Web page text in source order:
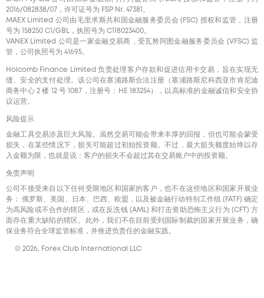
2016/082838/07，许可证号为 FSP Nr. 47381。
MAEX Limited 公司由毛里求斯共和国金融服务委员会 (FSC) 授权和监管，注册
号为 158250 C1/GBL，执照号为 С118023400。
VANEX Limited 公司是一家金融交易商，受瓦努阿图金融服务委员会 (VFSC) 监
管，公司执照号为 41695。
Holcomb Finance Limited 负责处理客户存款和促进信用卡交易，旨在实现无
缝、安全的支付处理。该公司在塞浦路斯合法注册（塞浦路斯尼科西亚市肯尼迪
商务中心 2 楼 12 号 1087，注册号：HE 183254），以高标准的金融诚信和安全协
议运营。
风险提示
金融工具交易涉及巨大风险。虽然交易可能会带来丰厚的回报，但也可能会蒙受
损失，在某些情况下，损失可能超过初始投资额。不过，最大损失额度始终以存
入金额为限，也就是说：客户的损失不会超过其在交易账户中的投资额。
免责声明
公司不接受来自以下任何受限地区和国家的客户，也不在这些地区和国家开展业
务： 俄罗斯、美国、日本、巴西、欧盟，以及被金融行动特别工作组 (FATF) 确定
为高风险或不合作的辖区，或在反洗钱 (AML) 和打击资助恐怖主义行为 (CFT) 方
面存在重大缺陷的辖区。此外，我们不在目前受到国际制裁的国家开展业务，确
保业务符合全球监管标准，并推进负责任的金融实践。
© 2026, Forex Club International LLC